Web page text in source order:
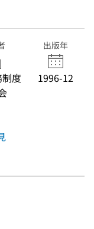
度
出版年
1996-12